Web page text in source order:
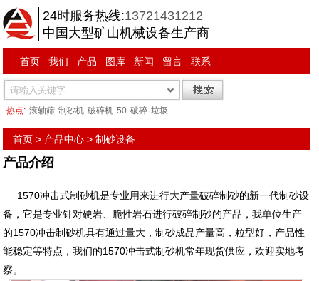
24时服务热线:13721431212
中国大型矿山机械设备生产商
首页 我们 产品 图库 新闻 留言 联系
热点: 滚轴筛 制砂机 破碎机 50 破碎 垃圾
首页 > 产品中心 >制砂设备
产品介绍
1570冲击式制砂机是专业用来进行大产量破碎制砂的新一代制砂设
备，它是专业针对硬岩、脆性岩石进行破碎制砂的产品，我单位生产
的1570冲击制砂机具有通过量大，制砂成品产量高，粒型好，产品性
能稳定等特点，我们的1570冲击式制砂机常年现货供应，欢迎实地考
察。